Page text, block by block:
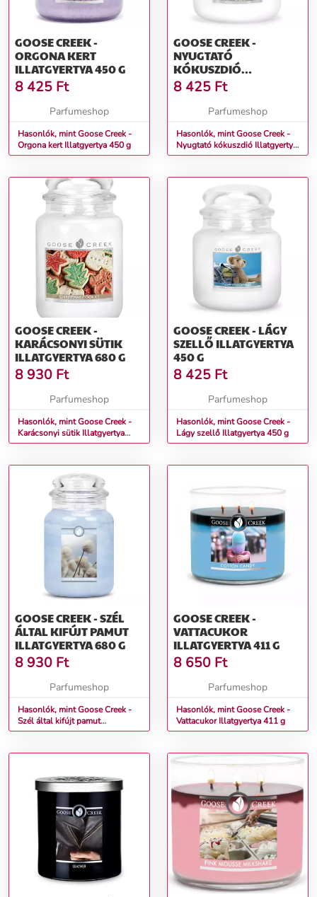
GOOSE CREEK -
ORGONA KERT
ILLATGYERTYA 450 G
8 425 Ft
Parfumeshop
Hasonlók, mint Goose Creek -
Orgona kert Illatgyertya 450 g
GOOSE CREEK -
NYUGTATÓ
KÓKUSZDIÓ
ILLATGYERTYA 450 G
8 425 Ft
Parfumeshop
Hasonlók, mint Goose Creek -
Nyugtató kókuszdió Illatgyertya
450 g
GOOSE CREEK -
KARÁCSONYI SÜTIK
ILLATGYERTYA 680 G
8 930 Ft
Parfumeshop
Hasonlók, mint Goose Creek -
Karácsonyi sütik Illatgyertya
680 g
GOOSE CREEK - LÁGY
SZELLŐ ILLATGYERTYA
450 G
8 425 Ft
Parfumeshop
Hasonlók, mint Goose Creek -
Lágy szellő Illatgyertya 450 g
GOOSE CREEK - SZÉL
ÁLTAL KIFÚJT PAMUT
ILLATGYERTYA 680 G
8 930 Ft
Parfumeshop
Hasonlók, mint Goose Creek -
Szél által kifújt pamut
Illatgyertya 680 g
GOOSE CREEK -
VATTACUKOR
ILLATGYERTYA 411 G
8 650 Ft
Parfumeshop
Hasonlók, mint Goose Creek -
Vattacukor Illatgyertya 411 g